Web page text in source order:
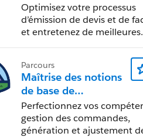
Salesforce CPQ et
Billing
Optimisez votre processus
d’émission de devis et de
et entretenez de meilleures
Parcours
Maîtrise des notions
de base de
l’administration de
Salesforce Billing
Perfectionnez vos
gestion des commandes,
génération et ajustement